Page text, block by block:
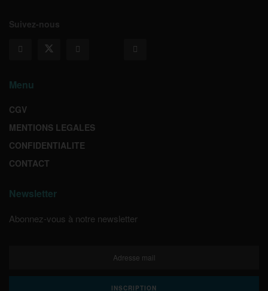
Suivez-nous
Menu
CGV
MENTIONS LEGALES
CONFIDENTIALITE
CONTACT
Newsletter
Abonnez-vous à notre newsletter